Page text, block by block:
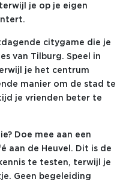
je op je eigen
citygame die je
van Tilburg. Speel in
je het centrum
manier om de stad te
je vrienden beter te
Doe mee aan een
aan de Heuvel. Dit is de
te testen, terwijl je
Geen begeleiding